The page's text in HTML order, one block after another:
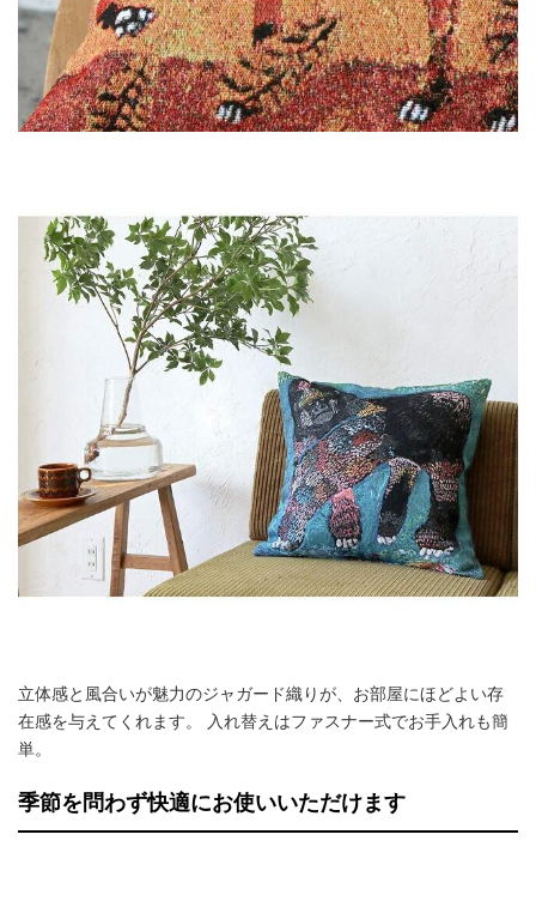
立体感と風合いが魅力のジャガード織りが、お部屋にほどよい存
在感を与えてくれます。 入れ替えはファスナー式でお手入れも簡
単。
季節を問わず快適にお使いいただけます